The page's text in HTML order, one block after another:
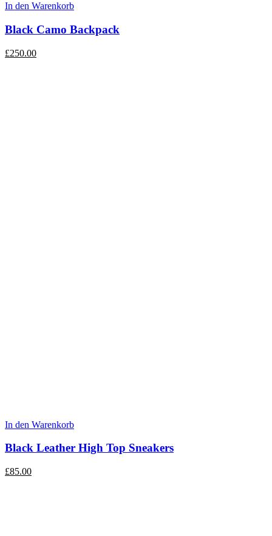
In den Warenkorb
Black Camo Backpack
£250.00
In den Warenkorb
Black Leather High Top Sneakers
£85.00